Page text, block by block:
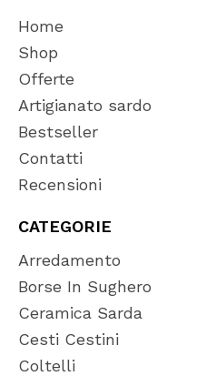
Home
Shop
Offerte
Artigianato sardo
Bestseller
Contatti
Recensioni
CATEGORIE
Arredamento
Borse In Sughero
Ceramica Sarda
Cesti Cestini
Coltelli